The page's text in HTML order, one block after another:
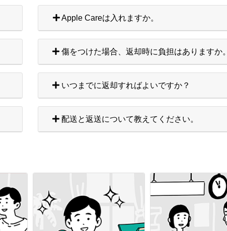
Apple Careは入れますか。
傷をつけた場合、返却時に負担はありますか。
いつまでに返却すればよいですか？
配送と返送について教えてください。